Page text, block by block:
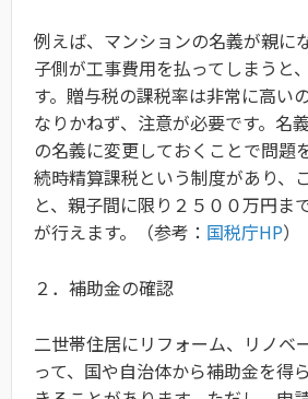
例えば、マンションの名義が親に
子側が工事費用を払ってしまうと
す。 贈与税の課税率は非常に高い
なりかねず、注意が必要です。 名
の名義に変更しておくことで問題
続時精算課税という制度があり、
と、親子間に限り２５００万円ま
が行えます。（参考： 国税庁HP）
２．補助金の確認
二世帯住居にリフォーム、リノベ
って、国や自治体から補助金を得